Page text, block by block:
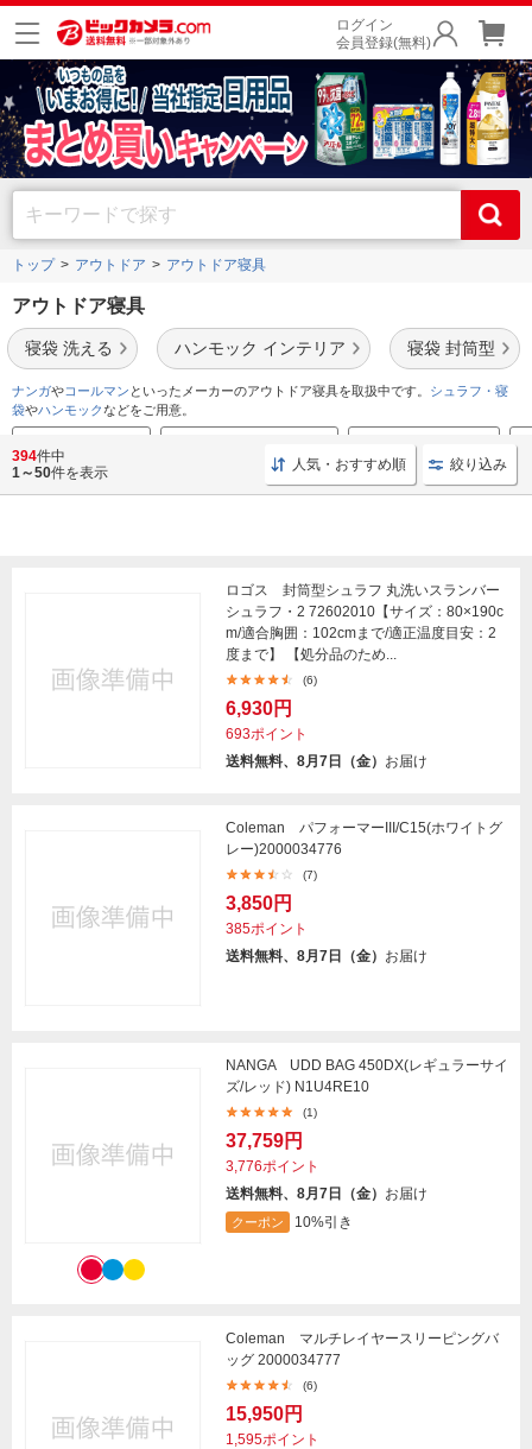
ログイン
会員登録(無料)
トップ アウトドア アウトドア寝具
アウトドア寝具
寝袋 洗える ハンモック インテリア 寝袋 封筒型
ナンガやコールマン といったメーカーのアウトドア寝具を取扱中です。 シュラフ・寝
袋やハンモックなどをご用意。
寝袋のおすすめ特集 テントのおすすめ特集
394件中
1～50件を表示 人気・おすすめ順 絞り込み
ロゴス 封筒型シュラフ 丸洗いスランバー
シュラフ・2 72602010【サイズ：80×190c
m/適合胸囲：102cmまで/適正温度目安：2
度まで】 【処分品のため...
(6)
6,930円
693ポイント
送料無料、8月7日（金） お届け
Coleman パフォーマーIII/C15(ホワイトグ
レー)2000034776
(7)
3,850円
385ポイント
送料無料、8月7日（金） お届け
NANGA UDD BAG 450DX(レギュラーサイ
ズ/レッド) N1U4RE10
(1)
37,759円
3,776ポイント
送料無料、8月7日（金） お届け
クーポン 10%引き
Coleman マルチレイヤースリーピングバ
ッグ 2000034777
(6)
15,950円
1,595ポイント